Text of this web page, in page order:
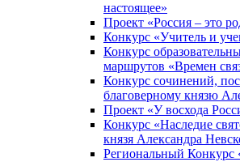
настоящее»
Проект «Россия – это
Конкурс «Учитель и
Конкурс
маршрутов «Времен
Конкурс сочинений,
благоверному князю
Проект «У восхода
Конкурс «Наследие
князя Александра
Региональный Конкурс